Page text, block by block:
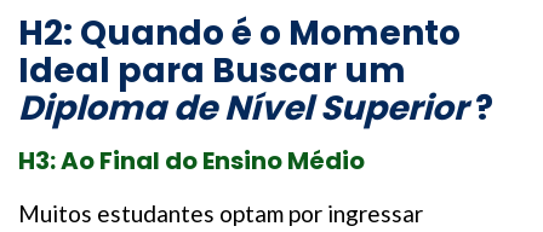
H2: Quando é o Momento
Ideal para Buscar um
Diploma de Nível Superior?
H3: Ao Final do Ensino Médio
Muitos estudantes optam por ingressar